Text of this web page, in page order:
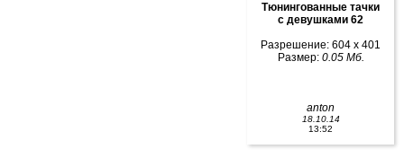
Тюнингованные тачки
с девушками 62
Разрешение: 604 x 401
Размер: 0.05 Мб.
anton
18.10.14
13:52